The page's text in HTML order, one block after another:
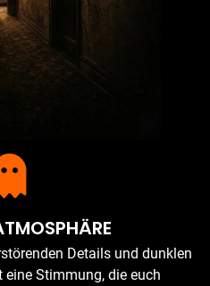
Details und dunklen
eine Stimmung, die euch